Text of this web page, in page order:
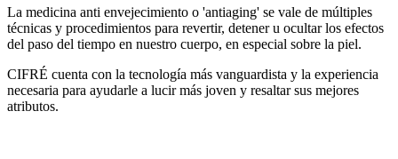
La medicina anti envejecimiento o 'antiaging' se vale de múltiples
técnicas y procedimientos para revertir, detener u ocultar los efectos
del paso del tiempo en nuestro cuerpo, en especial sobre la piel.
CIFRÉ cuenta con la tecnología más vanguardista y la experiencia
necesaria para ayudarle a lucir más joven y resaltar sus mejores
atributos.